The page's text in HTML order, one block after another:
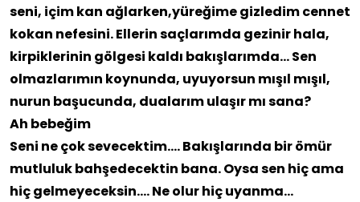
seni, içim kan ağlarken,yüreğime gizledim cennet
kokan nefesini. Ellerin saçlarımda gezinir hala,
kirpiklerinin gölgesi kaldı bakışlarımda… Sen
olmazlarımın koynunda, uyuyorsun mışıl mışıl,
nurun başucunda, dualarım ulaşır mı sana?
Ah bebeğim
Seni ne çok sevecektim…. Bakışlarında bir ömür
mutluluk bahşedecektin bana.Oysa sen hiç ama
hiç gelmeyeceksin…. Ne olur hiç uyanma…